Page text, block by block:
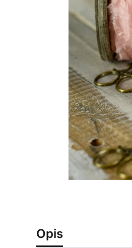
Opis